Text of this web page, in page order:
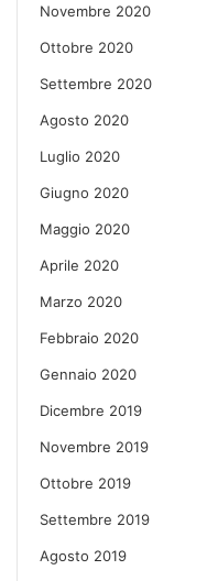
Novembre 2020
Ottobre 2020
Settembre 2020
Agosto 2020
Luglio 2020
Giugno 2020
Maggio 2020
Aprile 2020
Marzo 2020
Febbraio 2020
Gennaio 2020
Dicembre 2019
Novembre 2019
Ottobre 2019
Settembre 2019
Agosto 2019